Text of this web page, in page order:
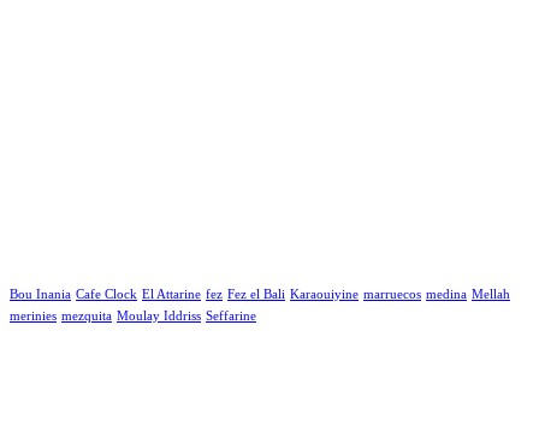
Bou Inania Cafe Clock El Attarine fez Fez el Bali Karaouiyine marruecos medina Mellah
merinies mezquita Moulay Iddriss Seffarine